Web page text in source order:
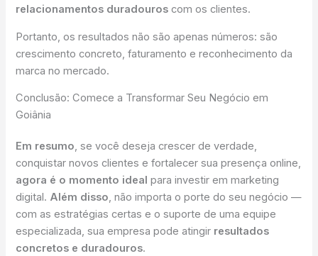
relacionamentos duradouros com os clientes.
Portanto, os resultados não são apenas números: são
crescimento concreto, faturamento e reconhecimento da
marca no mercado.
Conclusão: Comece a Transformar Seu Negócio em
Goiânia
Em resumo, se você deseja crescer de verdade,
conquistar novos clientes e fortalecer sua presença online,
agora é o momento ideal para investir em marketing
digital. Além disso, não importa o porte do seu negócio —
com as estratégias certas e o suporte de uma equipe
especializada, sua empresa pode atingir resultados
concretos e duradouros.